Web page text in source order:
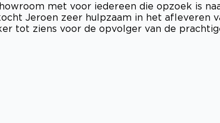
met voor iedereen die opzoek is
Jeroen zeer hulpzaam in het afleveren
tot ziens voor de opvolger van de